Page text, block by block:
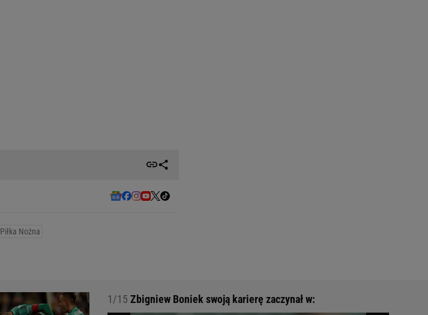
Piłka Nożna
1/15 Zbigniew Boniek swoją karierę zaczynał w: